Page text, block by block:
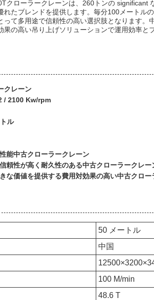
クローラークレーンは、260トンの significant
れたブレンドを提供します。毎分100メートル
って多用途で信頼性の高い選択肢となります。
果の高い吊り上げソリューションで運用効率と
クレーン
/ 2100 Kw/rpm
ル
能中古クローラークレーン
頼性が高く耐久性のある中古クローラークレー
な価値を提供する費用対効果の高い中古クロー
50 メートル
中国
100 M/min
48.6 T